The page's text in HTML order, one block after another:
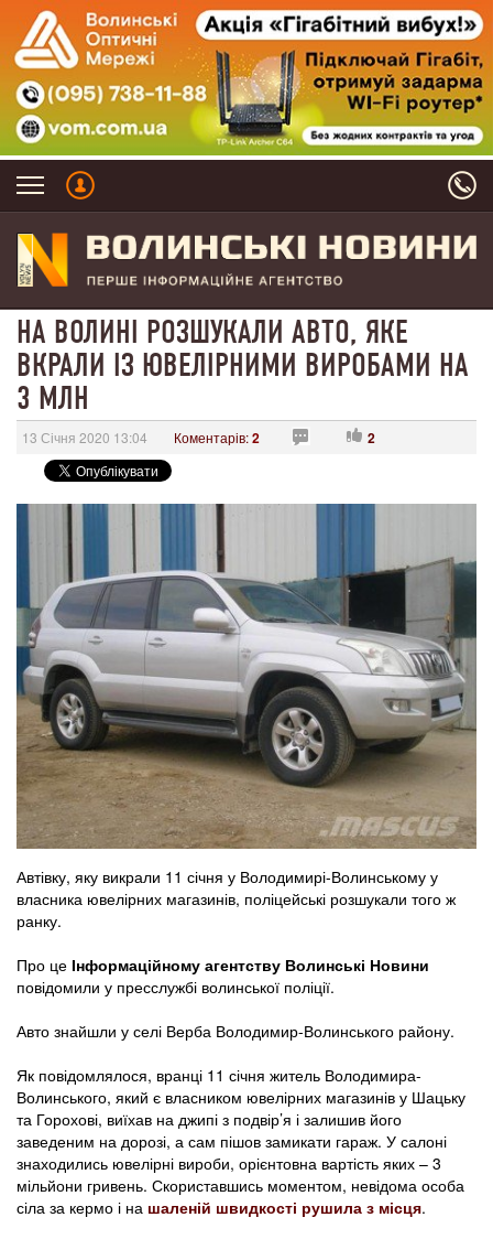
НА ВОЛИНІ РОЗШУКАЛИ АВТО, ЯКЕ
ВКРАЛИ ІЗ ЮВЕЛІРНИМИ ВИРОБАМИ НА
3 МЛН
13 Січня 2020 13:04 Коментарів:2 2
Автівку, яку викрали 11 січня у Володимирі-Волинському у
власника ювелірних магазинів, поліцейські розшукали того ж
ранку.
Про це Інформаційному агентству Волинські Новини
повідомили у пресслужбі волинської поліції.
Авто знайшли у селі Верба Володимир-Волинського району.
Як повідомлялося, вранці 11 січня житель Володимира-
Волинського, який є власником ювелірних магазинів у Шацьку
та Горохові, виїхав на джипі з подвір’я і залишив його
заведеним на дорозі, а сам пішов замикати гараж. У салоні
знаходились ювелірні вироби, орієнтовна вартість яких – 3
мільйони гривень. Скориставшись моментом, невідома особа
сіла за кермо і на шаленій швидкості рушила з місця.